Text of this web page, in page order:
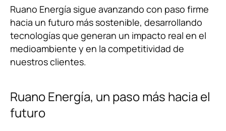
Ruano Energía sigue avanzando con paso firme
hacia un futuro más sostenible, desarrollando
tecnologías que generan un impacto real en el
medioambiente y en la competitividad de
nuestros clientes.
Ruano Energía, un paso más hacia el
futuro